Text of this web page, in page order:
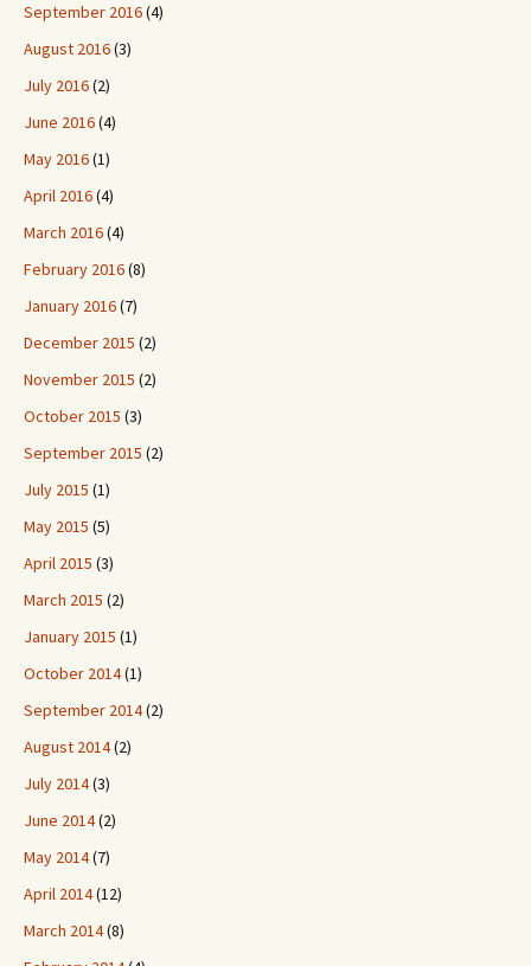
September 2016(4)
August 2016(3)
July 2016(2)
June 2016(4)
May 2016(1)
April 2016(4)
March 2016(4)
February 2016(8)
January 2016(7)
December 2015 (2)
November 2015 (2)
October 2015 (3)
September 2015 (2)
July 2015 (1)
May 2015 (5)
April 2015 (3)
March 2015 (2)
January 2015 (1)
October 2014(1)
September 2014(2)
August 2014(2)
July 2014(3)
June 2014(2)
May 2014(7)
April 2014(12)
March 2014(8)